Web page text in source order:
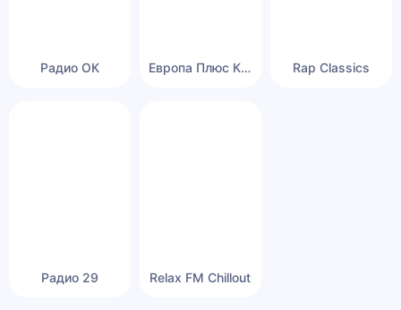
Радио ОК Европа Плюс Кыргызстан Rap Classics
Радио 29 Relax FM Chillout